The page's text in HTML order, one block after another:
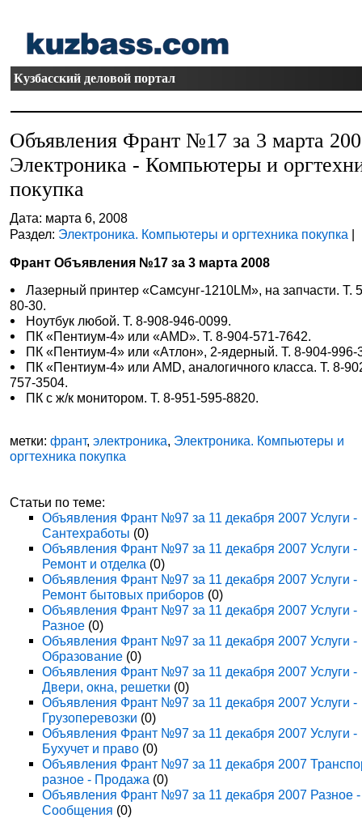
Кузбасский деловой портал
Объявления Франт №17 за 3 марта
Электроника - Компьютеры и
покупка
Дата: марта 6, 2008
Раздел: Электроника. Компьютеры и оргтехника покупка |
Франт Объявления №17 за 3 марта 2008
Лазерный принтер «Самсунг-1210LM», на запчасти. Т.
80-30.
Ноутбук любой. Т. 8-908-946-0099.
ПК «Пентиум-4» или «AMD». Т. 8-904-571-7642.
ПК «Пентиум-4» или «Атлон», 2-ядерный. Т. 8-904-996-
ПК «Пентиум-4» или AMD, аналогичного класса. Т. 8-
757-3504.
ПК с ж/к монитором. Т. 8-951-595-8820.
метки:франт,электроника, Электроника. Компьютеры и
оргтехника покупка
Статьи по теме:
Объявления Франт №97 за 11 декабря 2007 Услуги -
Сантехработы (0)
Объявления Франт №97 за 11 декабря 2007 Услуги -
Ремонт и отделка (0)
Объявления Франт №97 за 11 декабря 2007 Услуги -
Ремонт бытовых приборов (0)
Объявления Франт №97 за 11 декабря 2007 Услуги -
Разное (0)
Объявления Франт №97 за 11 декабря 2007 Услуги -
Образование (0)
Объявления Франт №97 за 11 декабря 2007 Услуги -
Двери, окна, решетки (0)
Объявления Франт №97 за 11 декабря 2007 Услуги -
Грузоперевозки (0)
Объявления Франт №97 за 11 декабря 2007 Услуги -
Бухучет и право (0)
Объявления Франт №97 за 11 декабря 2007
разное - Продажа (0)
Объявления Франт №97 за 11 декабря 2007 Разное -
Сообщения (0)